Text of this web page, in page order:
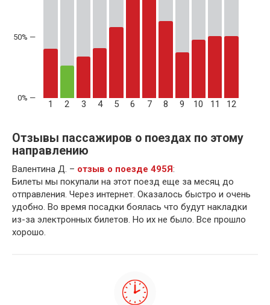
50% —
1 2 3 4 5 6 7 8 9 10 11 12
Отзывы пассажиров о поездах по этому
направлению
Валентина Д. – отзыв о поезде 495Я:
Билеты мы покупали на этот поезд еще за месяц до
отправления. Через интернет. Оказалось быстро и очень
удобно. Во время посадки боялась что будут накладки
из-за электронных билетов. Но их не было. Все прошло
хорошо.